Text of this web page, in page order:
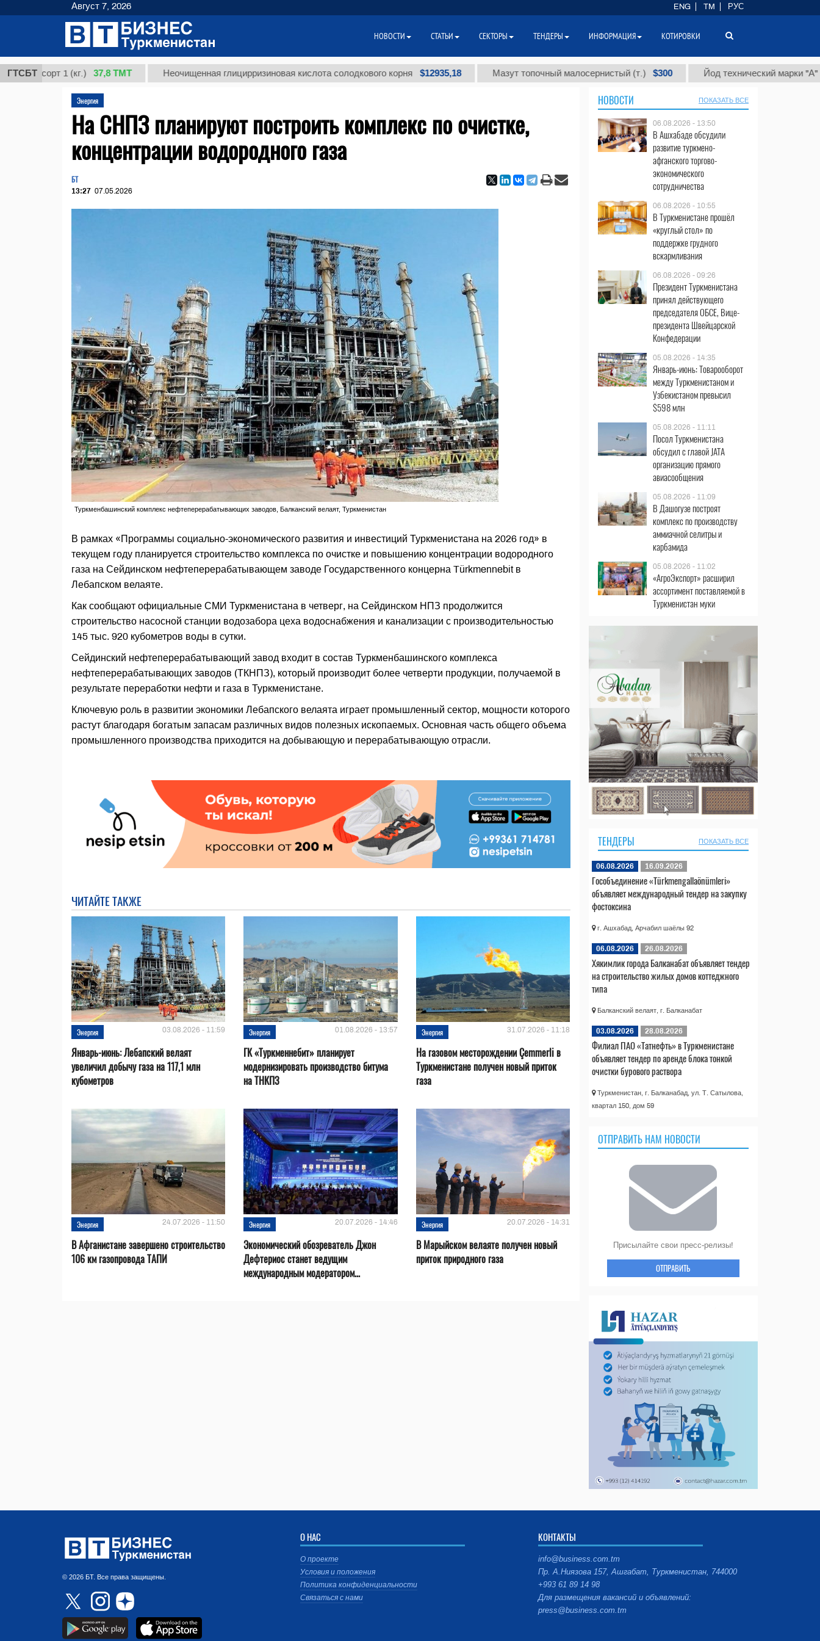
ГТСБТ
сорт 1 (кг.) 37,8 ТМТ Неочищенная глицирризиновая кислота солодкового корня $12935,18 Мазут топочный малосернистый (т.) $300 Йод технический марки "А" (т.)
Энергия
На СНПЗ планируют построить комплекс по очистке,
концентрации водородного газа
БТ
13:27 07.05.2026
Туркменбашинский комплекс нефтеперерабатывающих заводов, Балканский велаят, Туркменистан
В рамках «Программы социально-экономического развития и инвестиций Туркменистана на 2026 год» в
текущем году планируется строительство комплекса по очистке и повышению концентрации водородного
газа на Сейдинском нефтеперерабатывающем заводе Государственного концерна Türkmennebit в
Лебапском велаяте.
Как сообщают официальные СМИ Туркменистана в четверг, на Сейдинском НПЗ продолжится
строительство насосной станции водозабора цеха водоснабжения и канализации с производительностью
145 тыс. 920 кубометров воды в сутки.
Сейдинский нефтеперерабатывающий завод входит в состав Туркменбашинского комплекса
нефтеперерабатывающих заводов (ТКНПЗ), который производит более четверти продукции, получаемой в
результате переработки нефти и газа в Туркменистане.
Ключевую роль в развитии экономики Лебапского велаята играет промышленный сектор, мощности которого
растут благодаря богатым запасам различных видов полезных ископаемых. Основная часть общего объема
промышленного производства приходится на добывающую и перерабатывающую отрасли.
ЧИТАЙТЕ ТАКЖЕ
Энергия 03.08.2026 - 11:59
Январь-июнь: Лебапский велаят
увеличил добычу газа на 117,1 млн
кубометров
Энергия 01.08.2026 - 13:57
ГК «Туркменнебит» планирует
модернизировать производство битума
на ТНКПЗ
Энергия 31.07.2026 - 11:18
На газовом месторождении Çemmerli в
Туркменистане получен новый приток
газа
Энергия 24.07.2026 - 11:50
В Афганистане завершено строительство
106 км газопровода ТАПИ
Энергия 20.07.2026 - 14:46
Экономический обозреватель Джон
Дефтериос станет ведущим
международным модератором...
Энергия 20.07.2026 - 14:31
В Марыйском велаяте получен новый
приток природного газа
НОВОСТИ ПОКАЗАТЬ ВСЕ
06.08.2026 - 13:50
В Ашхабаде обсудили
развитие туркмено-
афганского торгово-
экономического
сотрудничества
06.08.2026 - 10:55
В Туркменистане прошёл
«круглый стол» по
поддержке грудного
вскармливания
06.08.2026 - 09:26
Президент Туркменистана
принял действующего
председателя ОБСЕ, Вице-
президента Швейцарской
Конфедерации
05.08.2026 - 14:35
Январь-июнь: Товарооборот
между Туркменистаном и
Узбекистаном превысил
$598 млн
05.08.2026 - 11:11
Посол Туркменистана
обсудил с главой JATA
организацию прямого
авиасообщения
05.08.2026 - 11:09
В Дашогузе построят
комплекс по производству
аммиачной селитры и
карбамида
05.08.2026 - 11:02
«АгроЭкспорт» расширил
ассортимент поставляемой в
Туркменистан муки
ТЕНДЕРЫ ПОКАЗАТЬ ВСЕ
06.08.2026 16.09.2026
Гособъединение «Türkmengallaönümleri»
объявляет международный тендер на закупку
фостоксина
г. Ашхабад, Арчабил шаёлы 92
06.08.2026 26.08.2026
Хякимлик города Балканабат объявляет тендер
на строительство жилых домов коттеджного
типа
Балканский велаят, г. Балканабат
03.08.2026 28.08.2026
Филиал ПАО «Татнефть» в Туркменистане
объявляет тендер по аренде блока тонкой
очистки бурового раствора
Туркменистан, г. Балканабад, ул. Т. Сатылова,
квартал 150, дом 59
ОТПРАВИТЬ НАМ НОВОСТИ
Присылайте свои пресс-релизы!
ОТПРАВИТЬ
© 2026 БТ. Все права защищены.
О НАС
О проекте
Условия и положения
Политика конфиденциальности
Связаться с нами
КОНТАКТЫ
info@business.com.tm
Пр. А.Ниязова 157, Ашгабат, Туркменистан, 744000
+993 61 89 14 98
Для размещения вакансий и объявлений:
press@business.com.tm
Август 7, 2026 ENG TM РУС
НОВОСТИ СТАТЬИ СЕКТОРЫ ТЕНДЕРЫ ИНФОРМАЦИЯ КОТИРОВКИ